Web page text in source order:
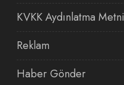
KVKK Aydınlatma Metni
Reklam
Haber Gönder